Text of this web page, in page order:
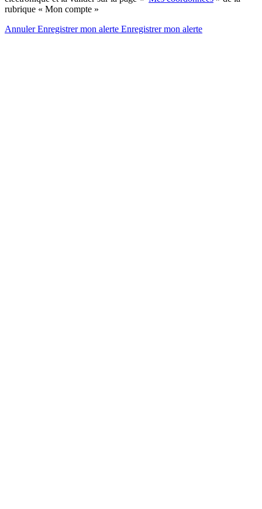
rubrique « Mon compte »
AnnulerEnregistrer mon alerte Enregistrermon alerte